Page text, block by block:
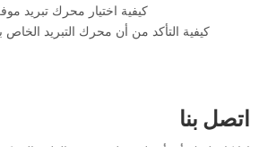
كيفية اختيار محرك تبريد
كيفية التأكد من أن محرك التبريد
اتصل بنا